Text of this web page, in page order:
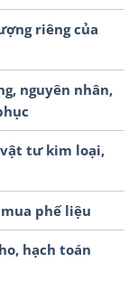
riêng của
nguyên nhân,
vật tư kim loại,
phế liệu
hạch toán